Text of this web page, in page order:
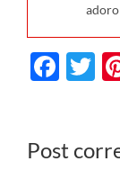
adoro
Post